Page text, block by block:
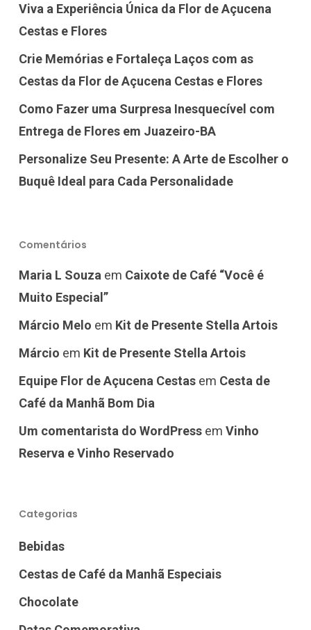
Viva a Experiência Única da Flor de Açucena
Cestas e Flores
Crie Memórias e Fortaleça Laços com as
Cestas da Flor de Açucena Cestas e Flores
Como Fazer uma Surpresa Inesquecível com
Entrega de Flores em Juazeiro-BA
Personalize Seu Presente: A Arte de Escolher o
Buquê Ideal para Cada Personalidade
Comentários
Maria L Souza em Caixote de Café “Você é
Muito Especial”
Márcio Melo em Kit de Presente Stella Artois
Márcio em Kit de Presente Stella Artois
Equipe Flor de Açucena Cestasem Cesta de
Café da Manhã Bom Dia
Um comentarista do WordPressem Vinho
Reserva e Vinho Reservado
Categorias
Bebidas
Cestas de Café da Manhã Especiais
Chocolate